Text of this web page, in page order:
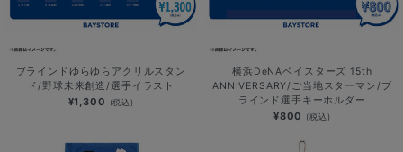
ブラインドゆらゆらアクリルスタン
ド/野球未来創造/選手イラスト
¥1,300 (税込)
横浜DeNAベイスターズ 15th
ANNIVERSARY/ご当地スターマン/ブ
ラインド選手キーホルダー
¥800 (税込)